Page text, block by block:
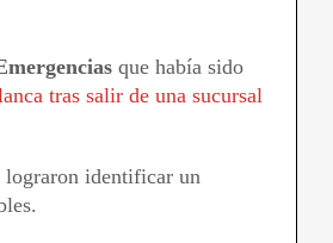
que había sido
tras salir de una sucursal
lograron identificar un